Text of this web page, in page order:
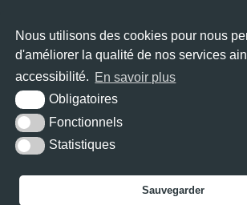
Nous utilisons des cookies pour nous
d'améliorer la qualité de nos services
accessibilité. En savoir plus
Obligatoires
Fonctionnels
Statistiques
Sauvegarder
PLAN DU SITE MENTIONS LÉGALES ACCESSIBILITÉ